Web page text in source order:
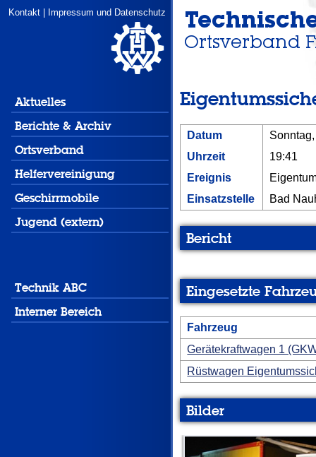
Kontakt Impressum und Datenschutz
Aktuelles
Berichte & Archiv
Ortsverband
Helfervereinigung
Geschirrmobile
Jugend (extern)
Technik ABC
Interner Bereich
Datum
Uhrzeit
19:41
Ereignis
Einsatzstelle
Bad
Bericht
Eingesetzte
Fahrzeug
Gerätekraftwagen 1
Rüstwagen
Bilder